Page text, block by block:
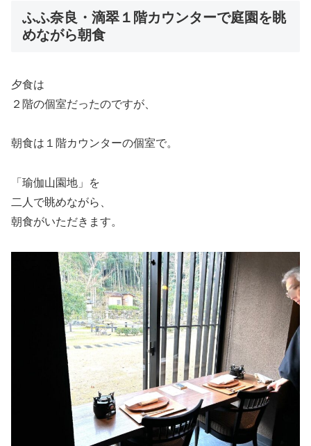
ふふ奈良・滴翠１階カウンターで庭園を眺
めながら朝食
夕食は
２階の個室だったのですが、
朝食は１階カウンターの個室で。
「瑜伽山園地」を
二人で眺めながら、
朝食がいただきます。